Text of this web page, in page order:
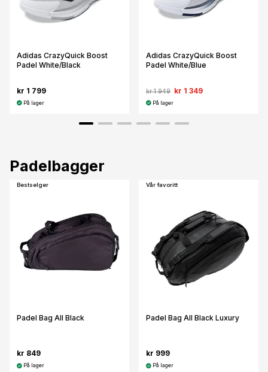
Adidas CrazyQuick Boost
Padel White/Black
kr 1 799
På lager
Adidas CrazyQuick Boost
Padel White/Blue
kr 1 949 kr 1 349
På lager
Padelbagger
Bestselger
Padel Bag All Black
kr 849
På lager
Vår favoritt
Padel Bag All Black Luxury
kr 999
På lager